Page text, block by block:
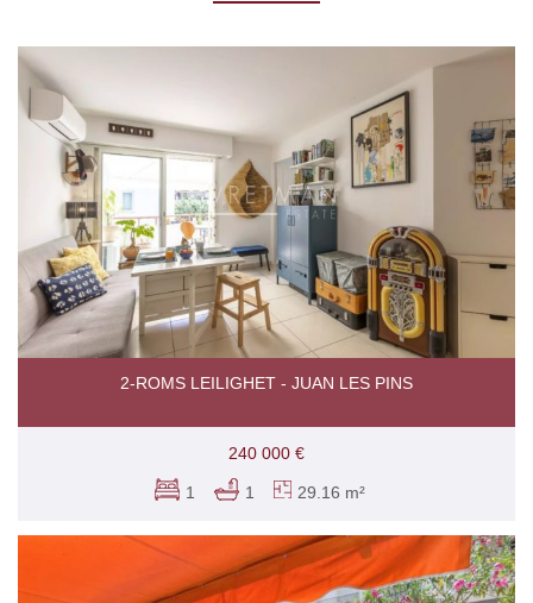
2-ROMS LEILIGHET - JUAN LES PINS
240 000 €
1 1 29.16 m²